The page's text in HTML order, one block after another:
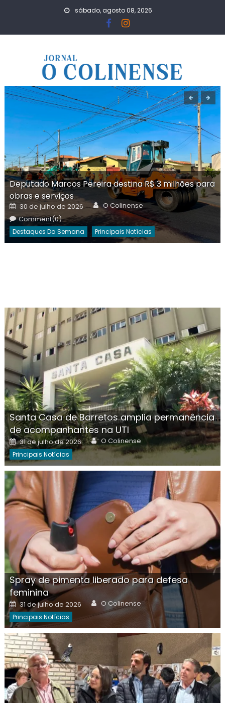
sábado, agosto 08, 2026
Deputado Marcos Pereira destina R$ 3 milhões para
obras e serviços
Posted
on
30 de julho de 2026 Author
O Colinense
Comment(0)
Destaques Da Semana Principais Notícias
Santa Casa de Barretos amplia permanência
de acompanhantes na UTI
Posted
on
31 de julho de 2026 Author
O Colinense
Principais Notícias
Spray de pimenta liberado para defesa
feminina
Posted
on
31 de julho de 2026 Author
O Colinense
Principais Notícias